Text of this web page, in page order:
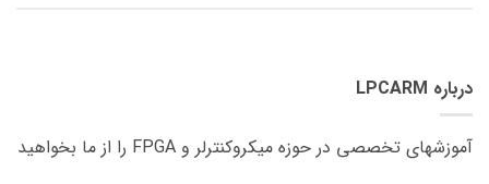
درباره LPCARM
آموزشهای تخصصی در حوزه میکروکنترلر و FPGA را از ما بخواهید